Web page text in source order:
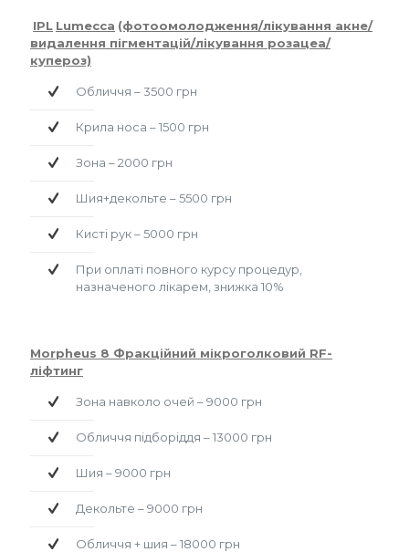
IPL Lumecca (фотоомолодження/лікування акне/
видалення пігментацій/лікування розацеа/
купероз)
Обличчя – 3500 грн
Крила носа – 1500 грн
Зона – 2000 грн
Шия+декольте – 5500 грн
Кисті рук – 5000 грн
При оплаті повного курсу процедур,
назначеного лікарем, знижка 10%
Morpheus 8 Фракційний мікроголковий RF-
ліфтинг
Зона навколо очей – 9000 грн
Обличчя підборіддя – 13000 грн
Шия – 9000 грн
Декольте – 9000 грн
Обличчя + шия – 18000 грн
АПАРАТНІ ПРОЦЕДУРИ
Замовити
Записатися